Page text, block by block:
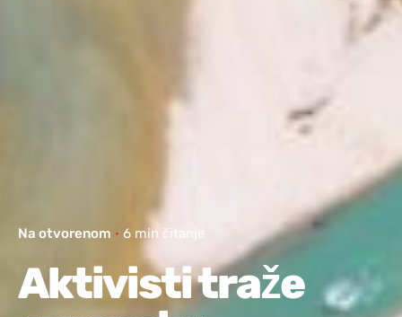
Na otvorenom 6 min čitanje
Aktivisti traže